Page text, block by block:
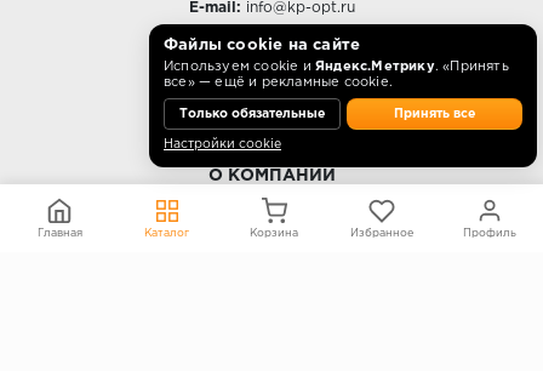
E-mail: info@kp-opt.ru
Режим работы
10:00 - 18:00 пн-пт.
О КОМПАНИИ
Контакты
Файлы cookie на сайте
Используем cookie и Яндекс.Метрику. «Принять
все» — ещё и рекламные cookie.
Только обязательные Принять все
Настройки cookie
Главная Каталог Корзина Избранное Профиль